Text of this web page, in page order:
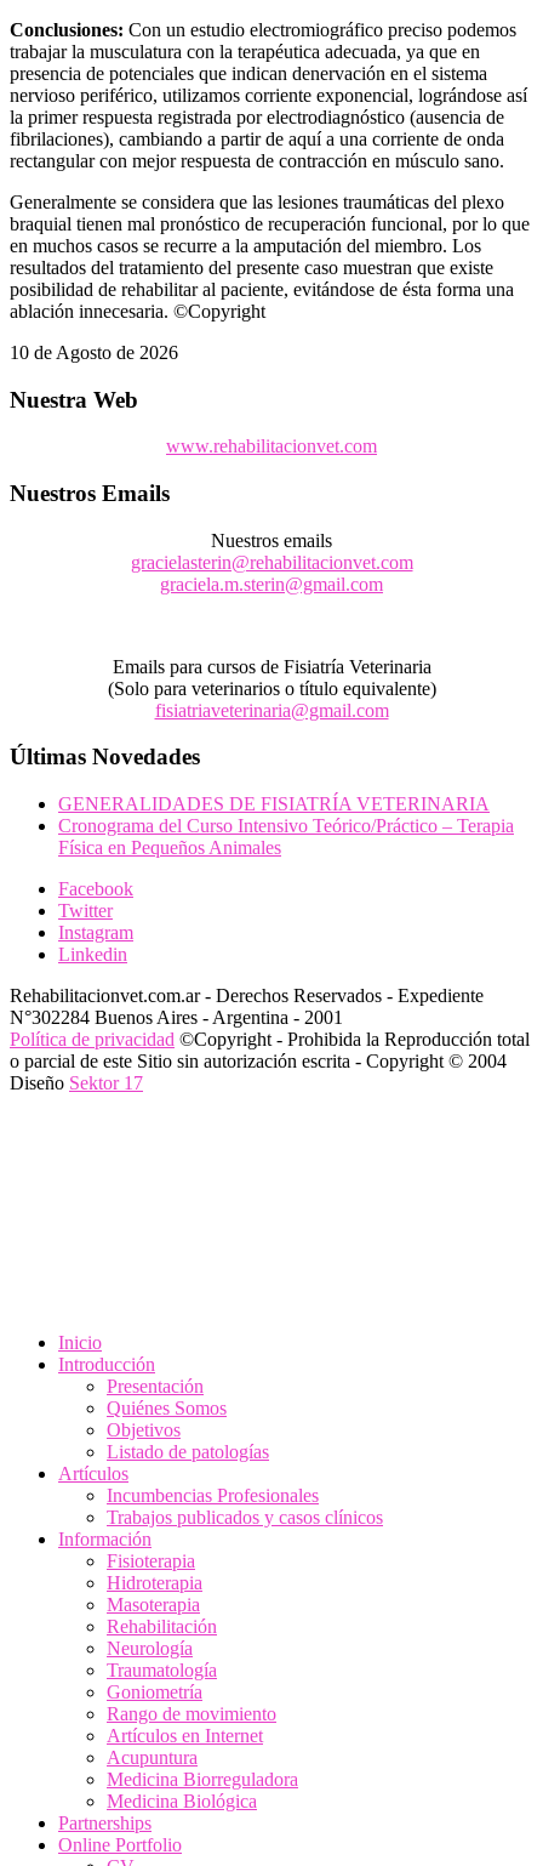
Conclusiones: Con un estudio electromiográfico preciso podemos
trabajar la musculatura con la terapéutica adecuada, ya que en
presencia de potenciales que indican denervación en el sistema
nervioso periférico, utilizamos corriente exponencial, lográndose así
la primer respuesta registrada por electrodiagnóstico (ausencia de
fibrilaciones), cambiando a partir de aquí a una corriente de onda
rectangular con mejor respuesta de contracción en músculo sano.
Generalmente se considera que las lesiones traumáticas del plexo
braquial tienen mal pronóstico de recuperación funcional, por lo que
en muchos casos se recurre a la amputación del miembro. Los
resultados del tratamiento del presente caso muestran que existe
posibilidad de rehabilitar al paciente, evitándose de ésta forma una
ablación innecesaria. ©Copyright
10 de Agosto de 2026
Nuestra Web
www.rehabilitacionvet.com
Nuestros Emails
Nuestros emails
gracielasterin@rehabilitacionvet.com
graciela.m.sterin@gmail.com
Emails para cursos de Fisiatría Veterinaria
(Solo para veterinarios o título equivalente)
fisiatriaveterinaria@gmail.com
Últimas Novedades
GENERALIDADES DE FISIATRÍA VETERINARIA
Cronograma del Curso Intensivo Teórico/Práctico – Terapia
Física en Pequeños Animales
Facebook
Twitter
Instagram
Linkedin
Rehabilitacionvet.com.ar - Derechos Reservados - Expediente
N°302284 Buenos Aires - Argentina - 2001
Política de privacidad ©Copyright - Prohibida la Reproducción total
o parcial de este Sitio sin autorización escrita - Copyright © 2004
Diseño Sektor 17
Inicio
Introducción
Presentación
Quiénes Somos
Objetivos
Listado de patologías
Artículos
Incumbencias Profesionales
Trabajos publicados y casos clínicos
Información
Fisioterapia
Hidroterapia
Masoterapia
Rehabilitación
Neurología
Traumatología
Goniometría
Rango de movimiento
Artículos en Internet
Acupuntura
Medicina Biorreguladora
Medicina Biológica
Partnerships
Online Portfolio